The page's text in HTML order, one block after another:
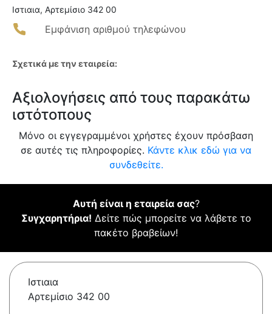
Ιστιαια, Αρτεμίσιο 342 00
Εμφάνιση αριθμού τηλεφώνου
Σχετικά με την εταιρεία:
Αξιολογήσεις από τους παρακάτω
ιστότοπους
Μόνο οι εγγεγραμμένοι χρήστες έχουν πρόσβαση
σε αυτές τις πληροφορίες. Κάντε κλικ εδώ για να
συνδεθείτε.
Αυτή είναι η εταιρεία σας?
Συγχαρητήρια! Δείτε πώς μπορείτε να λάβετε το
πακέτο βραβείων!
Ιστιαια
Αρτεμίσιο 342 00